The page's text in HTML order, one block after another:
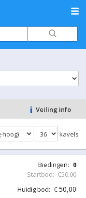
Veiling info
kavels
Biedingen: 0
Startbod: €50,00
Huidig bod: €50,00